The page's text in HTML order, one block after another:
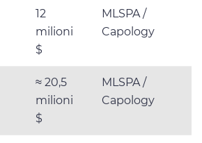
12
milioni
$
MLSPA /
Capology
≈ 20,5
milioni
$
MLSPA /
Capology